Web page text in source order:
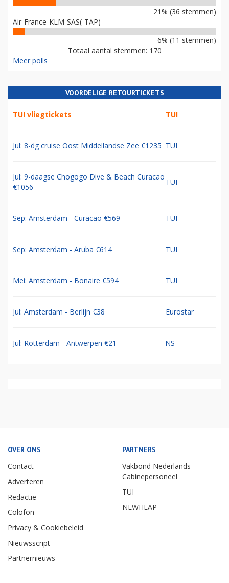
21% (36 stemmen)
Air-France-KLM-SAS(-TAP)
6% (11 stemmen)
Totaal aantal stemmen: 170
Meer polls
VOORDELIGE RETOURTICKETS
TUI vliegtickets TUI
Jul: 8-dg cruise Oost Middellandse Zee €1235 TUI
Jul: 9-daagse Chogogo Dive & Beach Curacao
€1056
TUI
Sep: Amsterdam - Curacao €569 TUI
Sep: Amsterdam - Aruba €614 TUI
Mei: Amsterdam - Bonaire €594 TUI
Jul: Amsterdam - Berlijn €38 Eurostar
Jul: Rotterdam - Antwerpen €21 NS
OVER ONS
Contact
Adverteren
Redactie
Colofon
Privacy & Cookiebeleid
Nieuwsscript
Partnernieuws
PARTNERS
Vakbond Nederlands
Cabinepersoneel
TUI
NEWHEAP